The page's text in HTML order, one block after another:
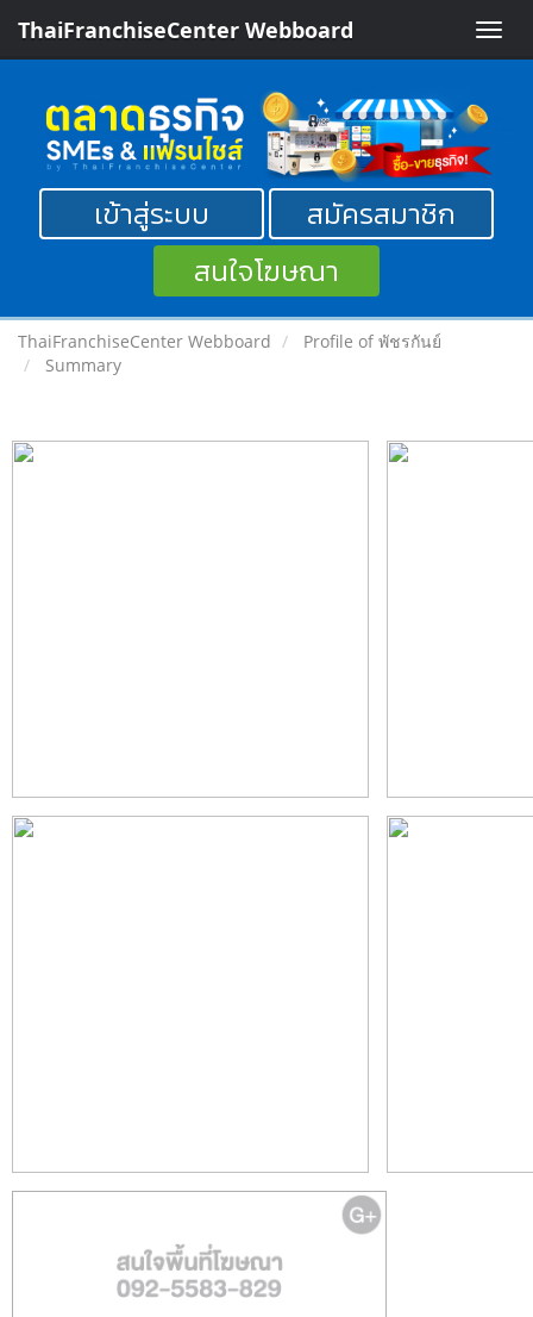
Toggle
ThaiFranchiseCenter Webboard
เข้าสู่ระบบ
สมัครสมาชิก
สนใจโฆษณา
ThaiFranchiseCenter Webboard
Profile of พัชรกันย์
Summary